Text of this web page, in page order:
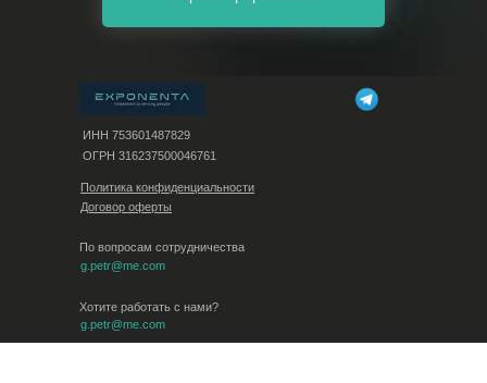
ИНН 753601487829
ОГРН 316237500046761
Политика конфиденциальности
Договор оферты
По вопросам сотрудничества
g.petr@me.com
Хотите работать с нами?
g.petr@me.com